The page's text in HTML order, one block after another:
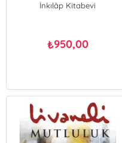
İnkılâp Kitabevi
₺950,00